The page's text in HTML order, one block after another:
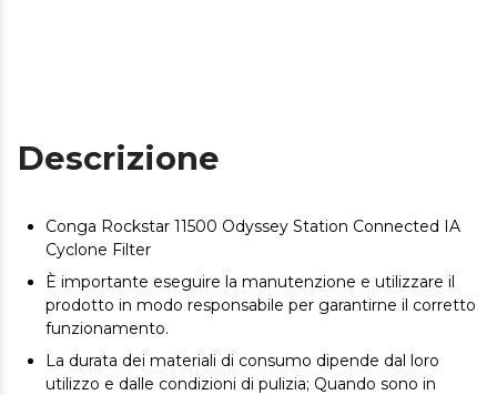
Descrizione
Conga Rockstar 11500 Odyssey Station Connected IA
Cyclone Filter
È importante eseguire la manutenzione e utilizzare il
prodotto in modo responsabile per garantirne il corretto
funzionamento.
La durata dei materiali di consumo dipende dal loro
utilizzo e dalle condizioni di pulizia; Quando sono in